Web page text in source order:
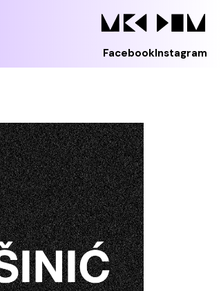
FacebookInstagram